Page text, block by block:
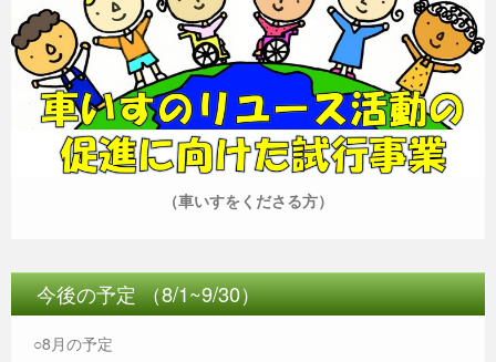
（車いすをくださる方）
今後の予定 （8/1~9/30）
○8月の予定